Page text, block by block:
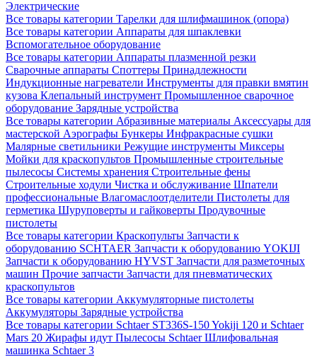
Электрические
Все товары категории Тарелки для шлифмашинок (опора)
Все товары категории Аппараты для шпаклевки
Вспомогательное оборудование
Все товары категории Аппараты плазменной резки
Сварочные аппараты Споттеры Принадлежности
Индукционные нагреватели Инструменты для правки вмятин
кузова Клепальный инструмент Промышленное сварочное
оборудование Зарядные устройства
Все товары категории Абразивные материалы Аксессуары для
мастерской Аэрографы Бункеры Инфракрасные сушки
Малярные светильники Режущие инструменты Миксеры
Мойки для краскопультов Промышленные строительные
пылесосы Системы хранения Строительные фены
Строительные ходули Чистка и обслуживание Шпатели
профессиональные Влагомаслоотделители Пистолеты для
герметика Шуруповерты и гайковерты Продувочные
пистолеты
Все товары категории Краскопульты Запчасти к
оборудованию SCHTAER Запчасти к оборудованию YOKIJI
Запчасти к оборудованию HYVST Запчасти для разметочных
машин Прочие запчасти Запчасти для пневматических
краскопультов
Все товары категории Аккумуляторные пистолеты
Аккумуляторы Зарядные устройства
Все товары категории Schtaer ST336S-150Yokiji 120 и Schtaer
Mars 20 Жирафы идут Пылесосы SchtaerШлифовальная
машинка Schtaer 3